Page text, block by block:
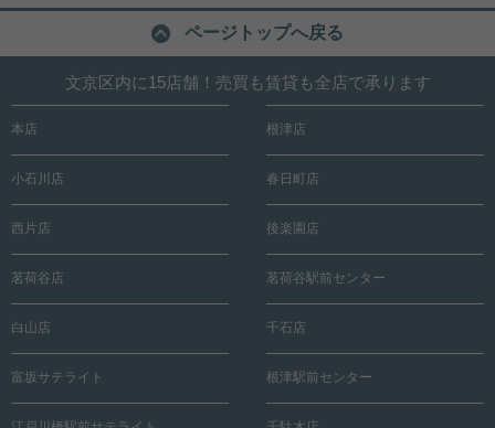
ページトップへ戻る
文京区内に15店舗！売買も賃貸も全店で承ります
本店 根津店
小石川店 春日町店
西片店 後楽園店
茗荷谷店 茗荷谷駅前センター
白山店 千石店
富坂サテライト 根津駅前センター